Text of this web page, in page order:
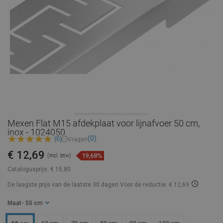
Mexen Flat M15 afdekplaat voor lijnafvoer 50 cm,
inox - 1024050
(6) Vragen(0)
Catalogusprijs: € 15,80
€ 12,69 (incl. btw) 19,68%
De laagste prijs van de laatste 30 dagen Voor de reductie: € 12,69
Maat - 50 cm